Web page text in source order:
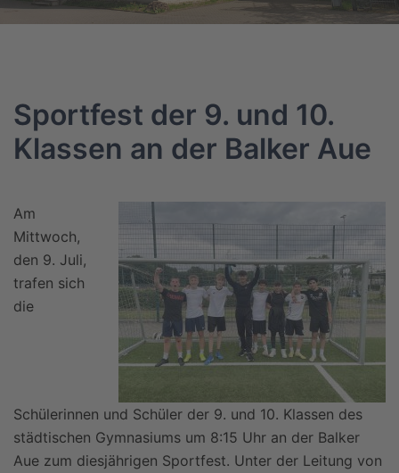
Sportfest der 9. und 10.
Klassen an der Balker Aue
Am
Mittwoch,
den 9. Juli,
trafen sich
die
Schülerinnen und Schüler der 9. und 10. Klassen des
städtischen Gymnasiums um 8:15 Uhr an der Balker
Aue zum diesjährigen Sportfest. Unter der Leitung von